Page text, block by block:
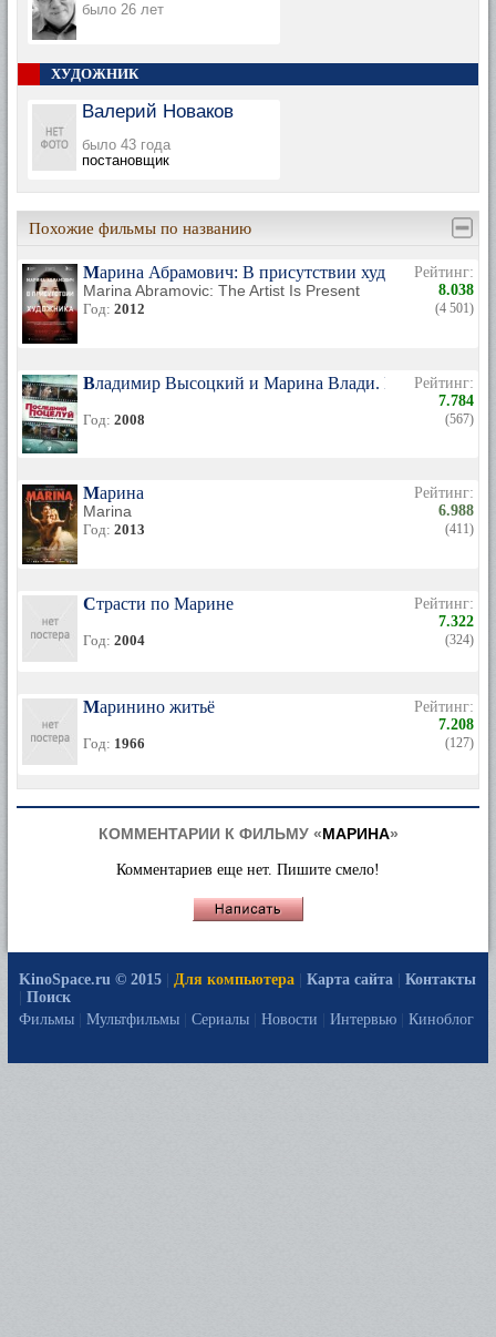
было 26 лет
ХУДОЖНИК
Валерий Новаков
было 43 года
постановщик
Похожие фильмы по названию
Марина Абрамович: В присутствии художника
Marina Abramovic: The Artist Is Present
Год: 2012
Рейтинг:
8.038
(4 501)
Владимир Высоцкий и Марина Влади. Последний
Год: 2008
Рейтинг:
7.784
(567)
Марина
Marina
Год: 2013
Рейтинг:
6.988
(411)
Страсти по Марине
Год: 2004
Рейтинг:
7.322
(324)
Маринино житьё
Год: 1966
Рейтинг:
7.208
(127)
КОММЕНТАРИИ К ФИЛЬМУ «МАРИНА»
Комментариев еще нет. Пишите смело!
KinoSpace.ru © 2015 Для компьютера Карта сайта
Контакты
Поиск
Фильмы
Мультфильмы Сериалы Новости Интервью Киноблог